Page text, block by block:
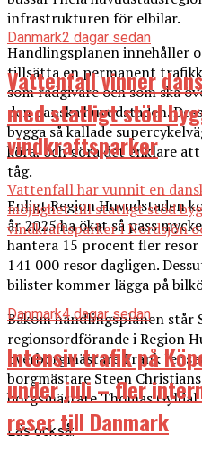
infrastrukturen för elbilar.
Handlingsplanen innehåller
tillsätta en permanent
som rådgivare och som ska
den danska huvudstaden.
bygga så kallade
köra, och göra det enklare
tåg.
Enligt Region Huvudstaden
år 2025 ha ökat så pass
hantera 15 procent fler
141 000 resor dagligen.
bilister kommer lägga på
Bakom handlingsplanen står
regionsordförande i Region
överborgmästare Frank
borgmästare Steen
borgsmästare Thomas
Läs också:
Danmark2 dagar sedan
Vattenfall vinner
med statligt stöd
vindkraftsparker
Vattenfall har vunnit en
möjlighet till statligt stöd
vindkraftsparker i Nordsjön
Danmark4 dagar sedan
Intensiv trafik på
under juli – fler
reser till Danmark